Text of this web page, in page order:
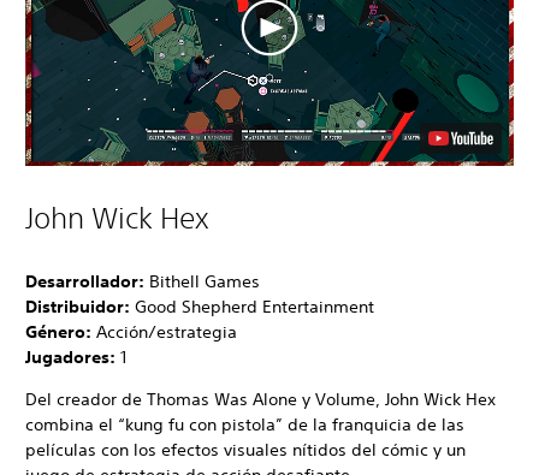
John Wick Hex
Desarrollador: Bithell Games
Distribuidor: Good Shepherd Entertainment
Género: Acción/estrategia
Jugadores: 1
Del creador de Thomas Was Alone y Volume, John Wick Hex
combina el “kung fu con pistola” de la franquicia de las
películas con los efectos visuales nítidos del cómic y un